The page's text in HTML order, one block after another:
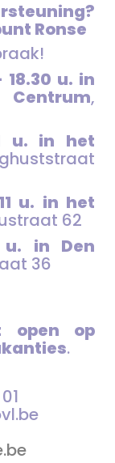
Ronse
u. in
,
u. in het
u. in het
62
in Den
36
open op
.